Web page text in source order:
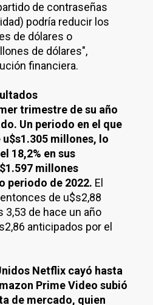
de contraseñas
podría reducir los
de dólares o
de dólares",
financiera.
trimestre de su año
Un periodo en el que
millones, lo
18,2% en sus
millones
periodo de 2022. El
de u$s2,88
3,53 de hace un año
anticipados por el
Netflix cayó hasta
Prime Video subió
de mercado, quien